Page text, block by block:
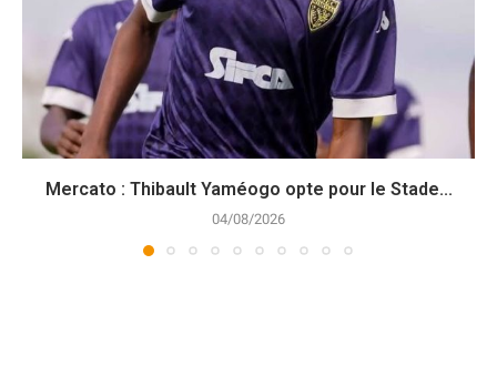
Mercato : Thibault Yaméogo opte pour le Stade...
04/08/2026